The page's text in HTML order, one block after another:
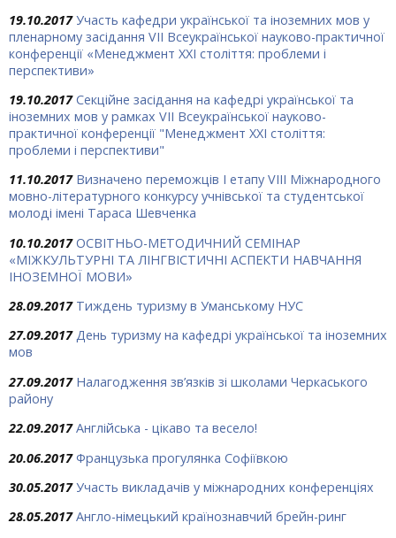
19.10.2017 Участь кафедри української та іноземних мов у
пленарному засідання VII Всеукраїнської науково-практичної
конференції «Менеджмент ХХІ століття: проблеми і
перспективи»
19.10.2017 Секційне засідання на кафедрі української та
іноземних мов у рамках VІІ Всеукраїнської науково-
практичної конференції "Менеджмент ХХІ століття:
проблеми і перспективи"
11.10.2017 Визначено переможців І етапу VIII Міжнародного
мовно-літературного конкурсу учнівської та студентської
молоді імені Тараса Шевченка
10.10.2017 ОСВІТНЬО-МЕТОДИЧНИЙ СЕМІНАР
«МІЖКУЛЬТУРНІ ТА ЛІНГВІСТИЧНІ АСПЕКТИ НАВЧАННЯ
ІНОЗЕМНОЇ МОВИ»
28.09.2017 Тиждень туризму в Уманському НУС
27.09.2017 День туризму на кафедрі української та іноземних
мов
27.09.2017 Налагодження зв’язків зі школами Черкаського
району
22.09.2017 Англійська - цікаво та весело!
20.06.2017 Французька прогулянка Софіївкою
30.05.2017 Участь викладачів у міжнародних конференціях
28.05.2017 Англо-німецький країнознавчий брейн-ринг